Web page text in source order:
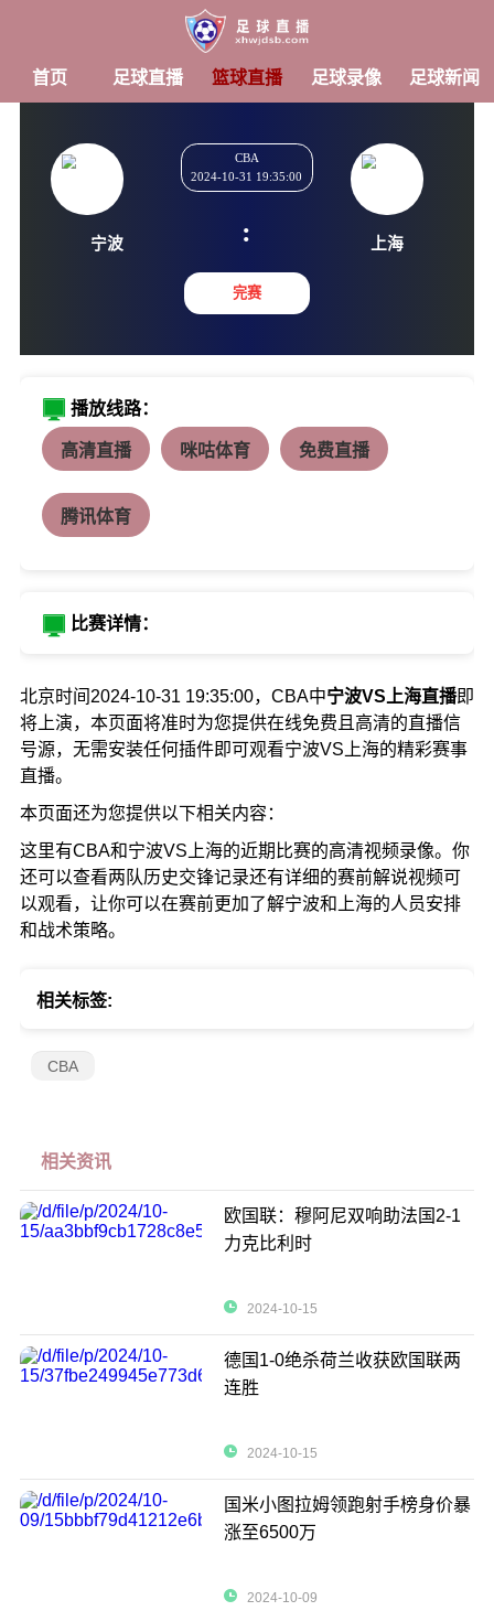
首页 足球直播 篮球直播 足球录像 足球新闻
CBA
2024-10-31 19:35:00
:
完赛
播放线路：
高清直播 咪咕体育 免费直播
腾讯体育
比赛详情：
北京时间2024-10-31 19:35:00，CBA中宁波VS上海直播即
将上演，本页面将准时为您提供在线免费且高清的直播信
号源，无需安装任何插件即可观看宁波VS上海的精彩赛事
直播。
本页面还为您提供以下相关内容：
这里有CBA和宁波VS上海的近期比赛的高清视频录像。你
还可以查看两队历史交锋记录还有详细的赛前解说视频可
以观看，让你可以在赛前更加了解宁波和上海的人员安排
和战术策略。
相关标签:
CBA
相关资讯
欧国联：穆阿尼双响助法国2-1
力克比利时
2024-10-15
德国1-0绝杀荷兰收获欧国联两
连胜
2024-10-15
国米小图拉姆领跑射手榜身价暴
涨至6500万
2024-10-09